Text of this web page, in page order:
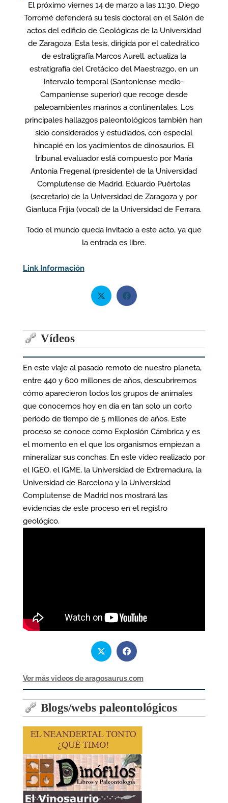
El próximo viernes 14 de marzo a las 11:30, Diego
Torromé defenderá su tesis doctoral en el Salón de
actos del edificio de Geológicas de la Universidad
de Zaragoza. Esta tesis, dirigida por el catedrático
de estratigrafía Marcos Aurell, actualiza la
estratigrafía del Cretácico del Maestrazgo, en un
intervalo temporal (Santoniense medio-
Campaniense superior) que recoge desde
paleoambientes marinos a continentales. Los
principales hallazgos paleontológicos también han
sido considerados y estudiados, con especial
hincapié en los yacimientos de dinosaurios. El
tribunal evaluador está compuesto por María
Antonia Fregenal (presidente) de la Universidad
Complutense de Madrid, Eduardo Puértolas
(secretario) de la Universidad de Zaragoza y por
Gianluca Frijia (vocal) de la Universidad de Ferrara.
Todo el mundo queda invitado a este acto, ya que
la entrada es libre.
Link Información
Vídeos
En este viaje al pasado remoto de nuestro planeta,
entre 440 y 600 millones de años, descubriremos
cómo aparecieron todos los grupos de animales
que conocemos hoy en día en tan solo un corto
periodo de tiempo de 5 millones de años. Este
proceso se conoce como Explosión Cámbrica y es
el momento en el que los organismos empiezan a
mineralizar sus conchas. En este video realizado por
el IGEO, el IGME, la Universidad de Extremadura, la
Universidad de Barcelona y la Universidad
Complutense de Madrid nos mostrará las
evidencias de este proceso en el registro
geológico.
Ver más videos de aragosaurus.com
Blogs/webs paleontológicos